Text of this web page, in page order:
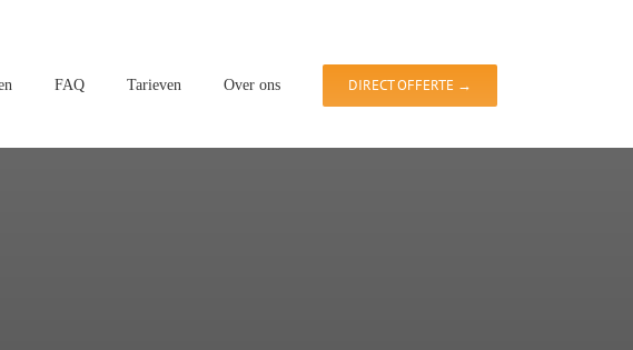
FAQ Tarieven Over ons DIRECT OFFERTE →